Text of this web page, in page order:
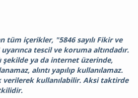
tüm içerikler, "5846 sayılı Fikir ve
tescil ve koruma altındadır.
şekilde ya da internet üzerinde,
alıntı yapılıp kullanılamaz.
kullanılabilir. Aksi taktirde